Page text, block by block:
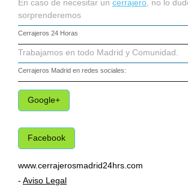
En caso de necesitar un cerrajero , no lo
sorprenderemos
Cerrajeros 24 Horas
Trabajamos en todo Madrid y Comunidad.
Cerrajeros Madrid en redes sociales:
Google+
Facebook
www.cerrajerosmadrid24hrs.com
- Aviso Legal